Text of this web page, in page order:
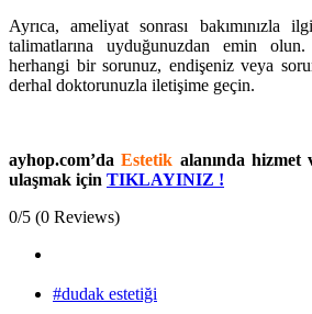
Ayrıca, ameliyat sonrası bakımınızla
talimatlarına uyduğunuzdan emin olun.
herhangi bir sorunuz, endişeniz veya
derhal doktorunuzla iletişime geçin.
ayhop.com’daEstetik alanında
ulaşmak için TIKLAYINIZ !
0/5 (0 Reviews)
#dudak estetiği